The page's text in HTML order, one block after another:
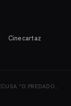
Cinecartaz
“O PREDADO…